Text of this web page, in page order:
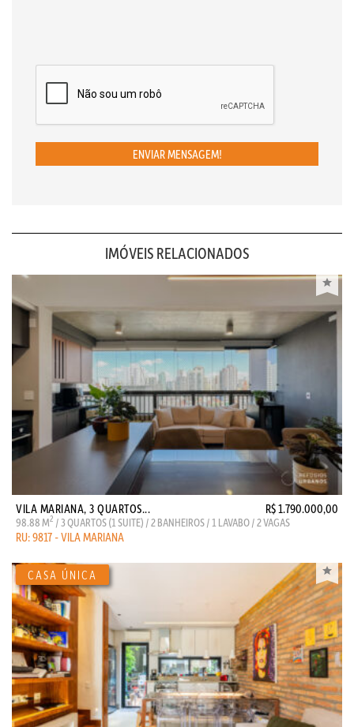
ENVIAR MENSAGEM!
IMÓVEIS RELACIONADOS
VILA MARIANA, 3 QUARTOS... R$ 1.790.000,00
98.88 M2 / 3 QUARTOS (1 SUITE) / 2 BANHEIROS / 1 LAVABO / 2 VAGAS
RU: 9817 - VILA MARIANA